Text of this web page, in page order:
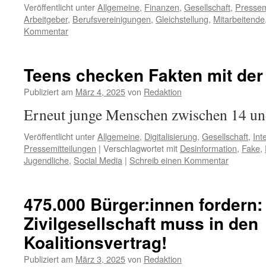
Veröffentlicht unterAllgemeine, Finanzen, Gesellschaft,
Arbeitgeber, Berufsvereinigungen, Gleichstellung, Mitarbeitende
Kommentar
Teens checken Fakten mit
Publiziert am März 4, 2025von Redaktion
Erneut junge Menschen zwischen 14
Veröffentlicht unterAllgemeine, Digitalisierung, Gesellschaft,
Pressemitteilungen | Verschlagwortet mit Desinformation, Fake,
Jugendliche, Social Media | Schreib einen Kommentar
475.000 Bürger:innen
Zivilgesellschaft muss in den
Koalitionsvertrag!
Publiziert am März 3, 2025von Redaktion